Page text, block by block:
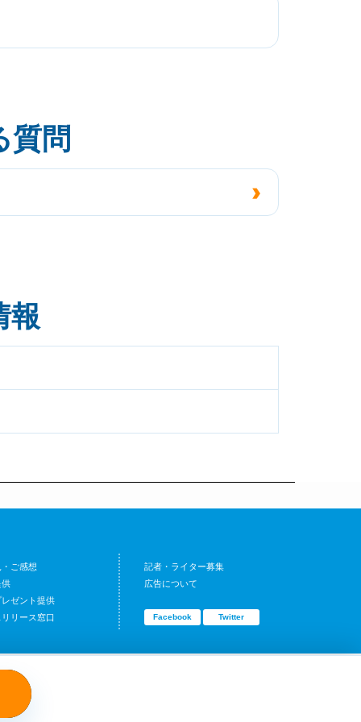
質問
報
ご感想
供
ゼント提供
リース窓口
記者・ライター募集
広告について
Facebook Twitter